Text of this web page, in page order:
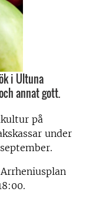
i Ultuna
annat gott.
på
under